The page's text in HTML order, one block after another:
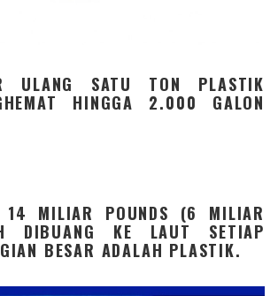
ULANG SATU TON PLASTIK
HINGGA 2.000 GALON
14 MILIAR POUNDS (6 MILIAR
DIBUANG KE LAUT SETIAP
BESAR ADALAH PLASTIK.